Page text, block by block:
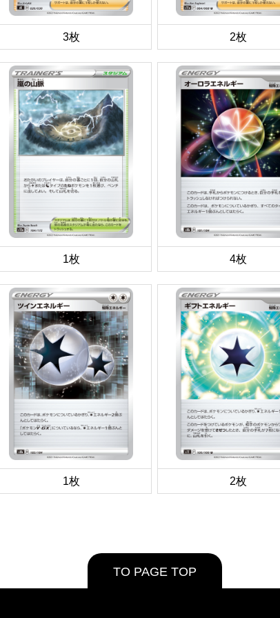
3枚 2枚
1枚 4枚
1枚 2枚
TO PAGE TOP